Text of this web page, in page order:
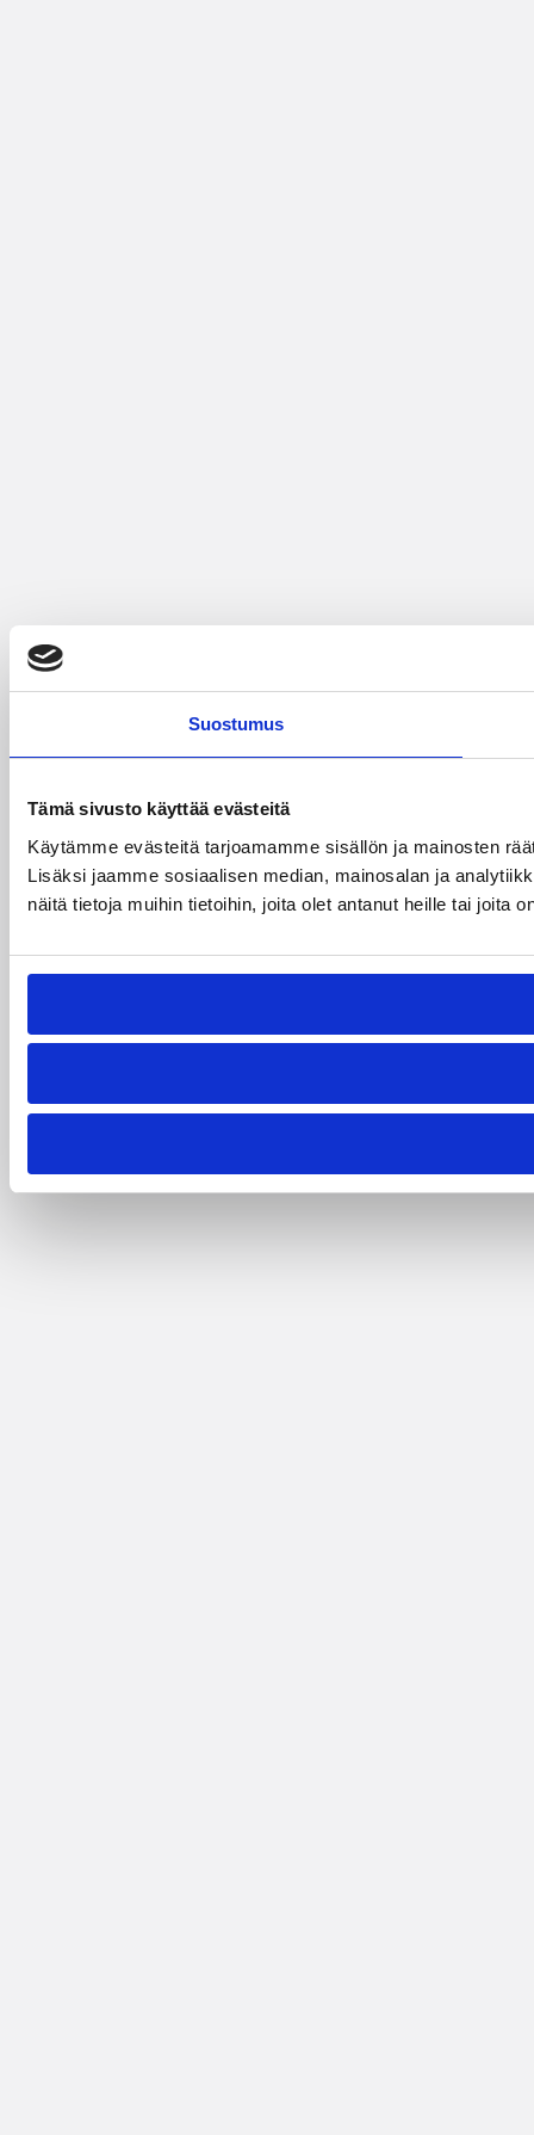
Suostumus
Tämä sivusto käyttää evästeitä
Käytämme evästeitä tarjoamamme sisällön ja mainosten
Lisäksi jaamme sosiaalisen median, mainosalan ja
näitä tietoja muihin tietoihin, joita olet antanut heille tai joita